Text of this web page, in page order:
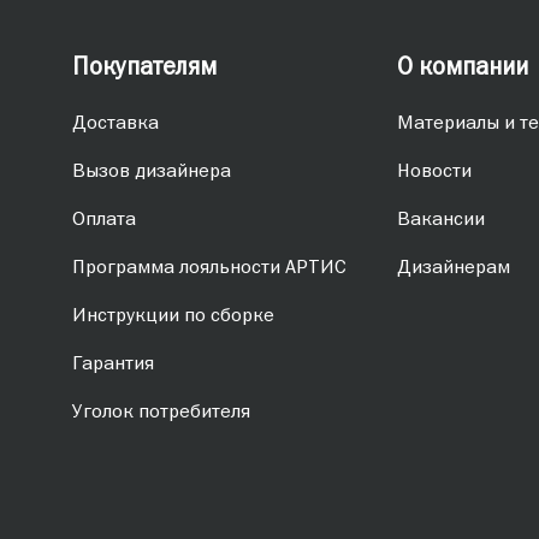
Покупателям
Доставка
Вызов дизайнера
Оплата
Программа лояльности АРТИС
Инструкции по сборке
Гарантия
Уголок потребителя
О компании
Материалы и
Новости
Вакансии
Дизайнерам